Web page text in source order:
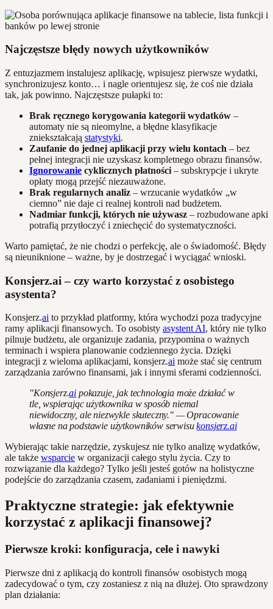
Najczęstsze błędy nowych użytkowników
Z entuzjazmem instalujesz aplikację, wpisujesz pierwsze wydatki,
synchronizujesz konto… i nagle orientujesz się, że coś nie działa
tak, jak powinno. Najczęstsze pułapki to:
Brak ręcznego korygowania kategorii wydatków –
automaty nie są nieomylne, a błędne klasyfikacje
zniekształcają statystyki.
Zaufanie do jednej aplikacji przy wielu kontach – bez
pełnej integracji nie uzyskasz kompletnego obrazu finansów.
Ignorowanie cyklicznych płatności – subskrypcje i ukryte
opłaty mogą przejść niezauważone.
Brak regularnych analiz – wrzucanie wydatków „w
ciemno” nie daje ci realnej kontroli nad budżetem.
Nadmiar funkcji, których nie używasz – rozbudowane apki
potrafią przytłoczyć i zniechęcić do systematyczności.
Warto pamiętać, że nie chodzi o perfekcję, ale o świadomość. Błędy
są nieuniknione – ważne, by je dostrzegać i wyciągać wnioski.
Konsjerz.ai – czy warto korzystać z osobistego
asystenta?
Konsjerz.ai to przykład platformy, która wychodzi poza tradycyjne
ramy aplikacji finansowych. To osobisty asystent AI, który nie tylko
pilnuje budżetu, ale organizuje zadania, przypomina o ważnych
terminach i wspiera planowanie codziennego życia. Dzięki
integracji z wieloma aplikacjami, konsjerz.ai może stać się centrum
zarządzania zarówno finansami, jak i innymi sferami codzienności.
"Konsjerz.ai pokazuje, jak technologia może działać w
tle, wspierając użytkownika w sposób niemal
niewidoczny, ale niezwykle skuteczny." — Opracowanie
własne na podstawie użytkowników serwisukonsjerz.ai
Wybierając takie narzędzie, zyskujesz nie tylko analizę wydatków,
ale także wsparcie w organizacji całego stylu życia. Czy to
rozwiązanie dla każdego? Tylko jeśli jesteś gotów na holistyczne
podejście do zarządzania czasem, zadaniami i pieniędzmi.
Praktyczne strategie: jak efektywnie
korzystać z aplikacji finansowej?
Pierwsze kroki: konfiguracja, cele i nawyki
Pierwsze dni z aplikacją do kontroli finansów osobistych mogą
zadecydować o tym, czy zostaniesz z nią na dłużej. Oto sprawdzony
plan działania: